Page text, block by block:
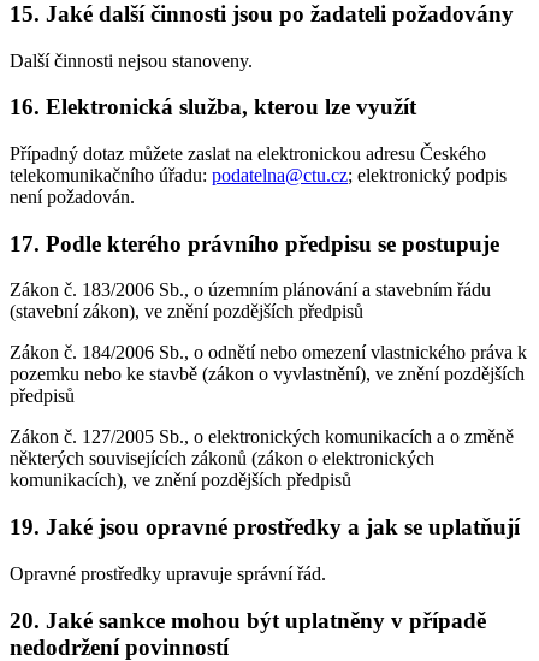
15. Jaké další činnosti jsou po žadateli požadovány
Další činnosti nejsou stanoveny.
16. Elektronická služba, kterou lze využít
Případný dotaz můžete zaslat na elektronickou adresu Českého
telekomunikačního úřadu: podatelna@ctu.cz; elektronický podpis
není požadován.
17. Podle kterého právního předpisu se postupuje
Zákon č. 183/2006 Sb., o územním plánování a stavebním řádu
(stavební zákon), ve znění pozdějších předpisů
Zákon č. 184/2006 Sb., o odnětí nebo omezení vlastnického práva k
pozemku nebo ke stavbě (zákon o vyvlastnění), ve znění pozdějších
předpisů
Zákon č. 127/2005 Sb., o elektronických komunikacích a o změně
některých souvisejících zákonů (zákon o elektronických
komunikacích), ve znění pozdějších předpisů
19. Jaké jsou opravné prostředky a jak se uplatňují
Opravné prostředky upravuje správní řád.
20. Jaké sankce mohou být uplatněny v případě
nedodržení povinností